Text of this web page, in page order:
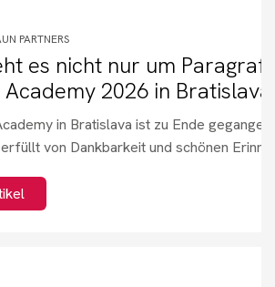
PARTNERS
es nicht nur um
Academy 2026 in Bratislava!
in Bratislava ist zu Ende
von Dankbarkeit und schönen